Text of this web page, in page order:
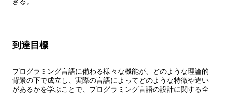
到達目標
プログラミング言語に備わる様々な機能が、どのような理論的
背景の下で成立し、実際の言語によってどのような特徴や違い
があるかを学ぶことで、プログラミング言語の設計に関する全